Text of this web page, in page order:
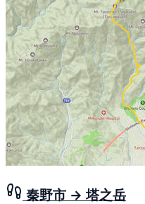
秦野市 → 塔之岳